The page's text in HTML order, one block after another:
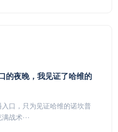
的夜晚，我见证了哈维的
口，只为见证哈维的诺坎普
战术···